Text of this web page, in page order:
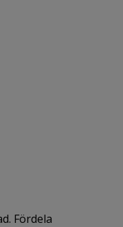
Fördela